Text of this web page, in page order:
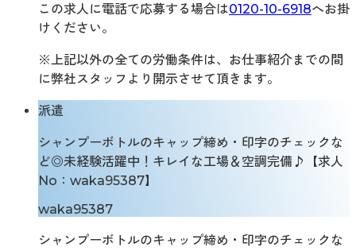
この求人に電話で応募する場合は0120-10-6918へお掛
けください。
※上記以外の全ての労働条件は、お仕事紹介までの間
に弊社スタッフより開示させて頂きます。
派遣
シャンプーボトルのキャップ締め・印字のチェックな
ど◎未経験活躍中！キレイな工場＆空調完備♪【求人
No：waka95387】
waka95387
シャンプーボトルのキャップ締め・印字のチェックな